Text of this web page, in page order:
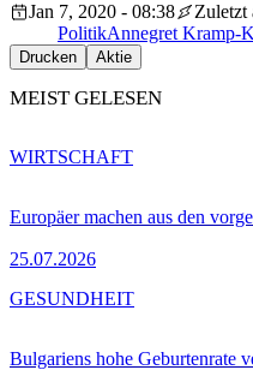
Jan 7, 2020 - 08:38
Zuletzt
PolitikAnnegret Kramp-
Drucken Aktie
MEIST GELESEN
Europäer machen aus den
25.07.2026
WIRTSCHAFT
Bulgariens hohe Geburtenrate
GESUNDHEIT